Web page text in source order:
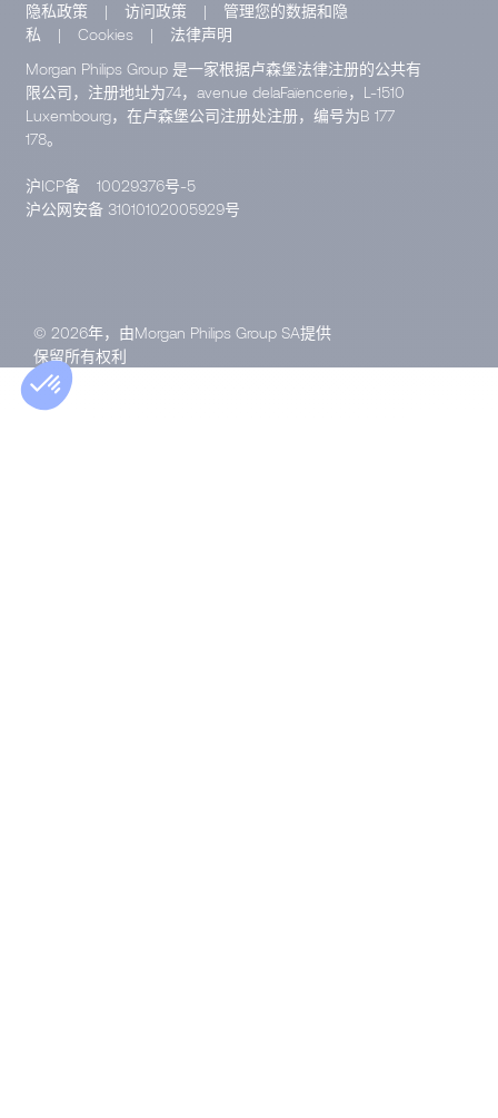
隐私政策 | 访问政策 |
管理您的数据和隐
私
| Cookies |
法律声明
Morgan Philips Group 是一家根据卢森堡法律注册的公共有
限公司，注册地址为74，avenue delaFaïencerie，L-1510
Luxembourg，在卢森堡公司注册处注册，编号为B 177
178。
沪ICP备
10029376号-5
沪公网安备 31010102005929号
© 2026年，由Morgan Philips Group SA提供
保留所有权利